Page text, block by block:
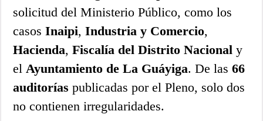
solicitud del Ministerio Público, como los
casosInaipi,Industria y Comercio,
Hacienda,Fiscalía del Distrito Nacional y
el Ayuntamiento de La Guáyiga. De las66
auditorías publicadas por el Pleno, solo dos
no contienen irregularidades.